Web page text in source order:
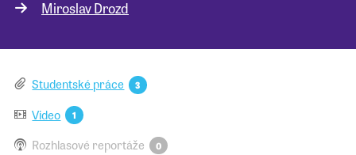
Miroslav Drozd
Studentské práce 3
Video 1
Rozhlasové reportáže 0